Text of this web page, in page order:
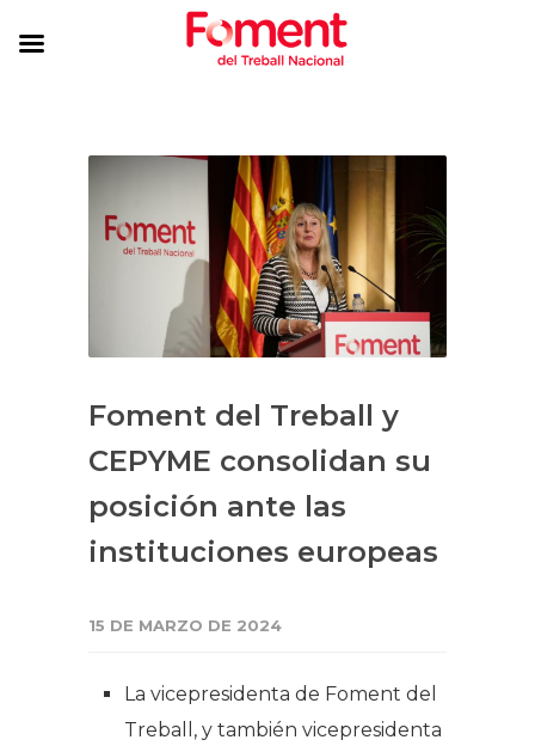
Foment del Treball y
CEPYME consolidan su
posición ante las
instituciones europeas
15 DE MARZO DE 2024
La vicepresidenta de Foment del
Treball, y también vicepresidenta